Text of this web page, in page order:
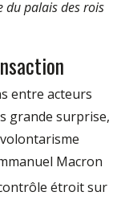
du palais des rois
entre acteurs
grande surprise,
Macron
étroit sur